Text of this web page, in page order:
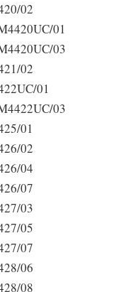
02
01
03
02
01
03
01
02
04
07
03
05
07
06
08